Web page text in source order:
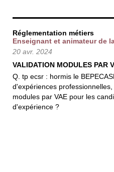
Réglementation métiers
Enseignant et animateur de
20 avr. 2024
VALIDATION MODULES PAR
Q. tp ecsr : hormis le
d'expériences
modules par VAE pour les
d'expérience ?